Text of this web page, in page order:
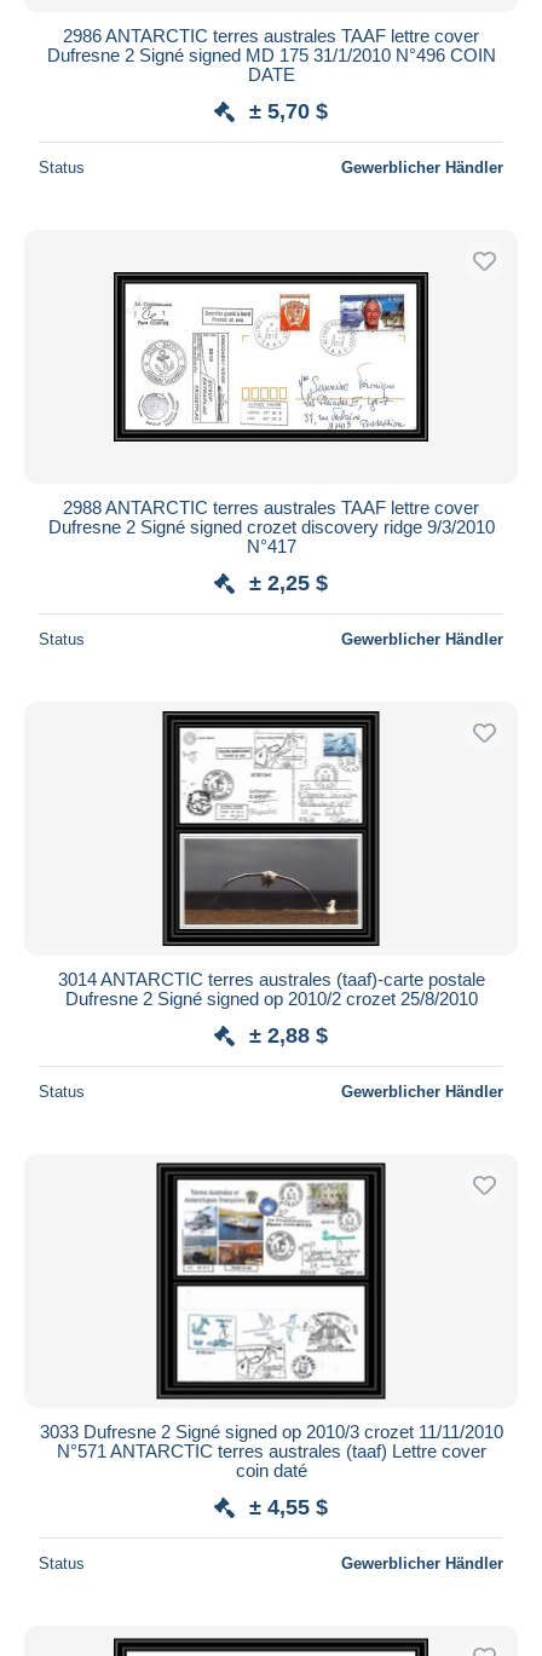
2986 ANTARCTIC terres australes TAAF lettre cover
Dufresne 2 Signé signed MD 175 31/1/2010 N°496 COIN
DATE
± 5,70 $
Status Gewerblicher Händler
2988 ANTARCTIC terres australes TAAF lettre cover
Dufresne 2 Signé signed crozet discovery ridge 9/3/2010
N°417
± 2,25 $
Status Gewerblicher Händler
3014 ANTARCTIC terres australes (taaf)-carte postale
Dufresne 2 Signé signed op 2010/2 crozet 25/8/2010
± 2,88 $
Status Gewerblicher Händler
3033 Dufresne 2 Signé signed op 2010/3 crozet 11/11/2010
N°571 ANTARCTIC terres australes (taaf) Lettre cover
coin daté
± 4,55 $
Status Gewerblicher Händler